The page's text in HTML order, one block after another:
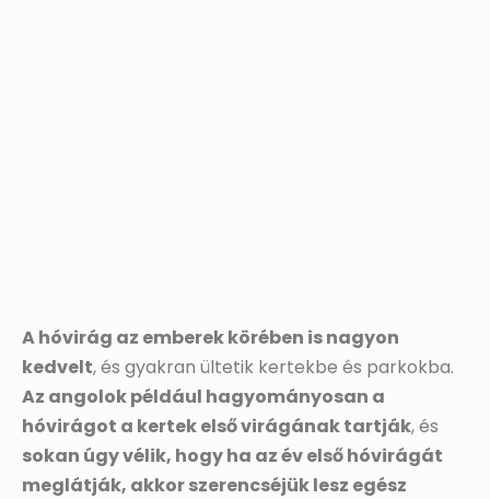
A hóvirág az emberek körében is nagyon
kedvelt, és gyakran ültetik kertekbe és parkokba.
Az angolok például hagyományosan a
hóvirágot a kertek első virágának tartják, és
sokan úgy vélik, hogy ha az év első hóvirágát
meglátják, akkor szerencséjük lesz egész